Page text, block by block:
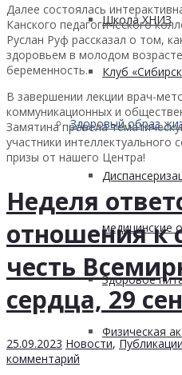
Школа ХНИЗ
Клуб
Здоровый образ
медицинские
Здоровое
Физическая
Далее состоялась
Канского педагогического
Руслан Руф рассказал о том,
здоровьем в молодом
беременность.
В завершении лекции врач-
коммуникационных и
Замятина провела
участники интеллектуального
призы от нашего Центра!
Неделя
отношения к
честь
сердца, 29
25.09.2023 Новости, Публикации
комментарий